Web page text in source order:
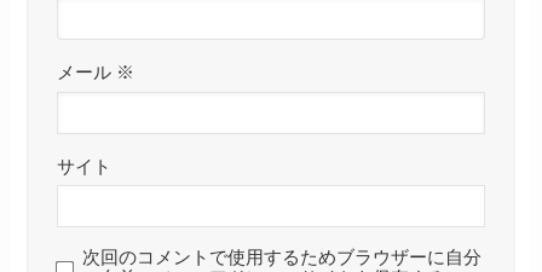
メール ※
サイト
次回のコメントで使用するためブラウザーに自分